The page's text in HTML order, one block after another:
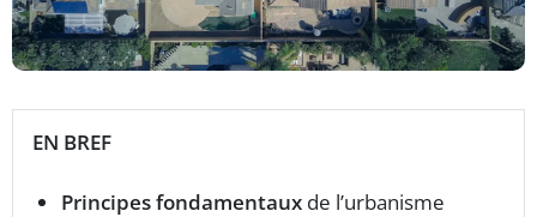
EN BREF
Principes fondamentaux de l’urbanisme